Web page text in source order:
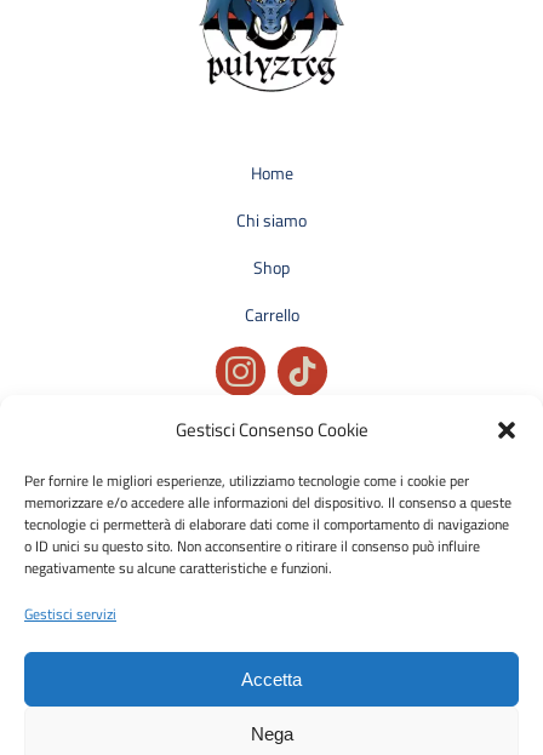
Gestisci Consenso Cookie
Per fornire le migliori esperienze, utilizziamo tecnologie come i cookie per
memorizzare e/o accedere alle informazioni del dispositivo. Il consenso a queste
tecnologie ci permetterà di elaborare dati come il comportamento di navigazione
o ID unici su questo sito. Non acconsentire o ritirare il consenso può influire
negativamente su alcune caratteristiche e funzioni.
Gestisci servizi
Accetta
Nega
Home
Chi siamo
Shop
Carrello
Privacy policy
Condizioni generali di vendita
Cookie policy
Metodi di pagamento accettati: